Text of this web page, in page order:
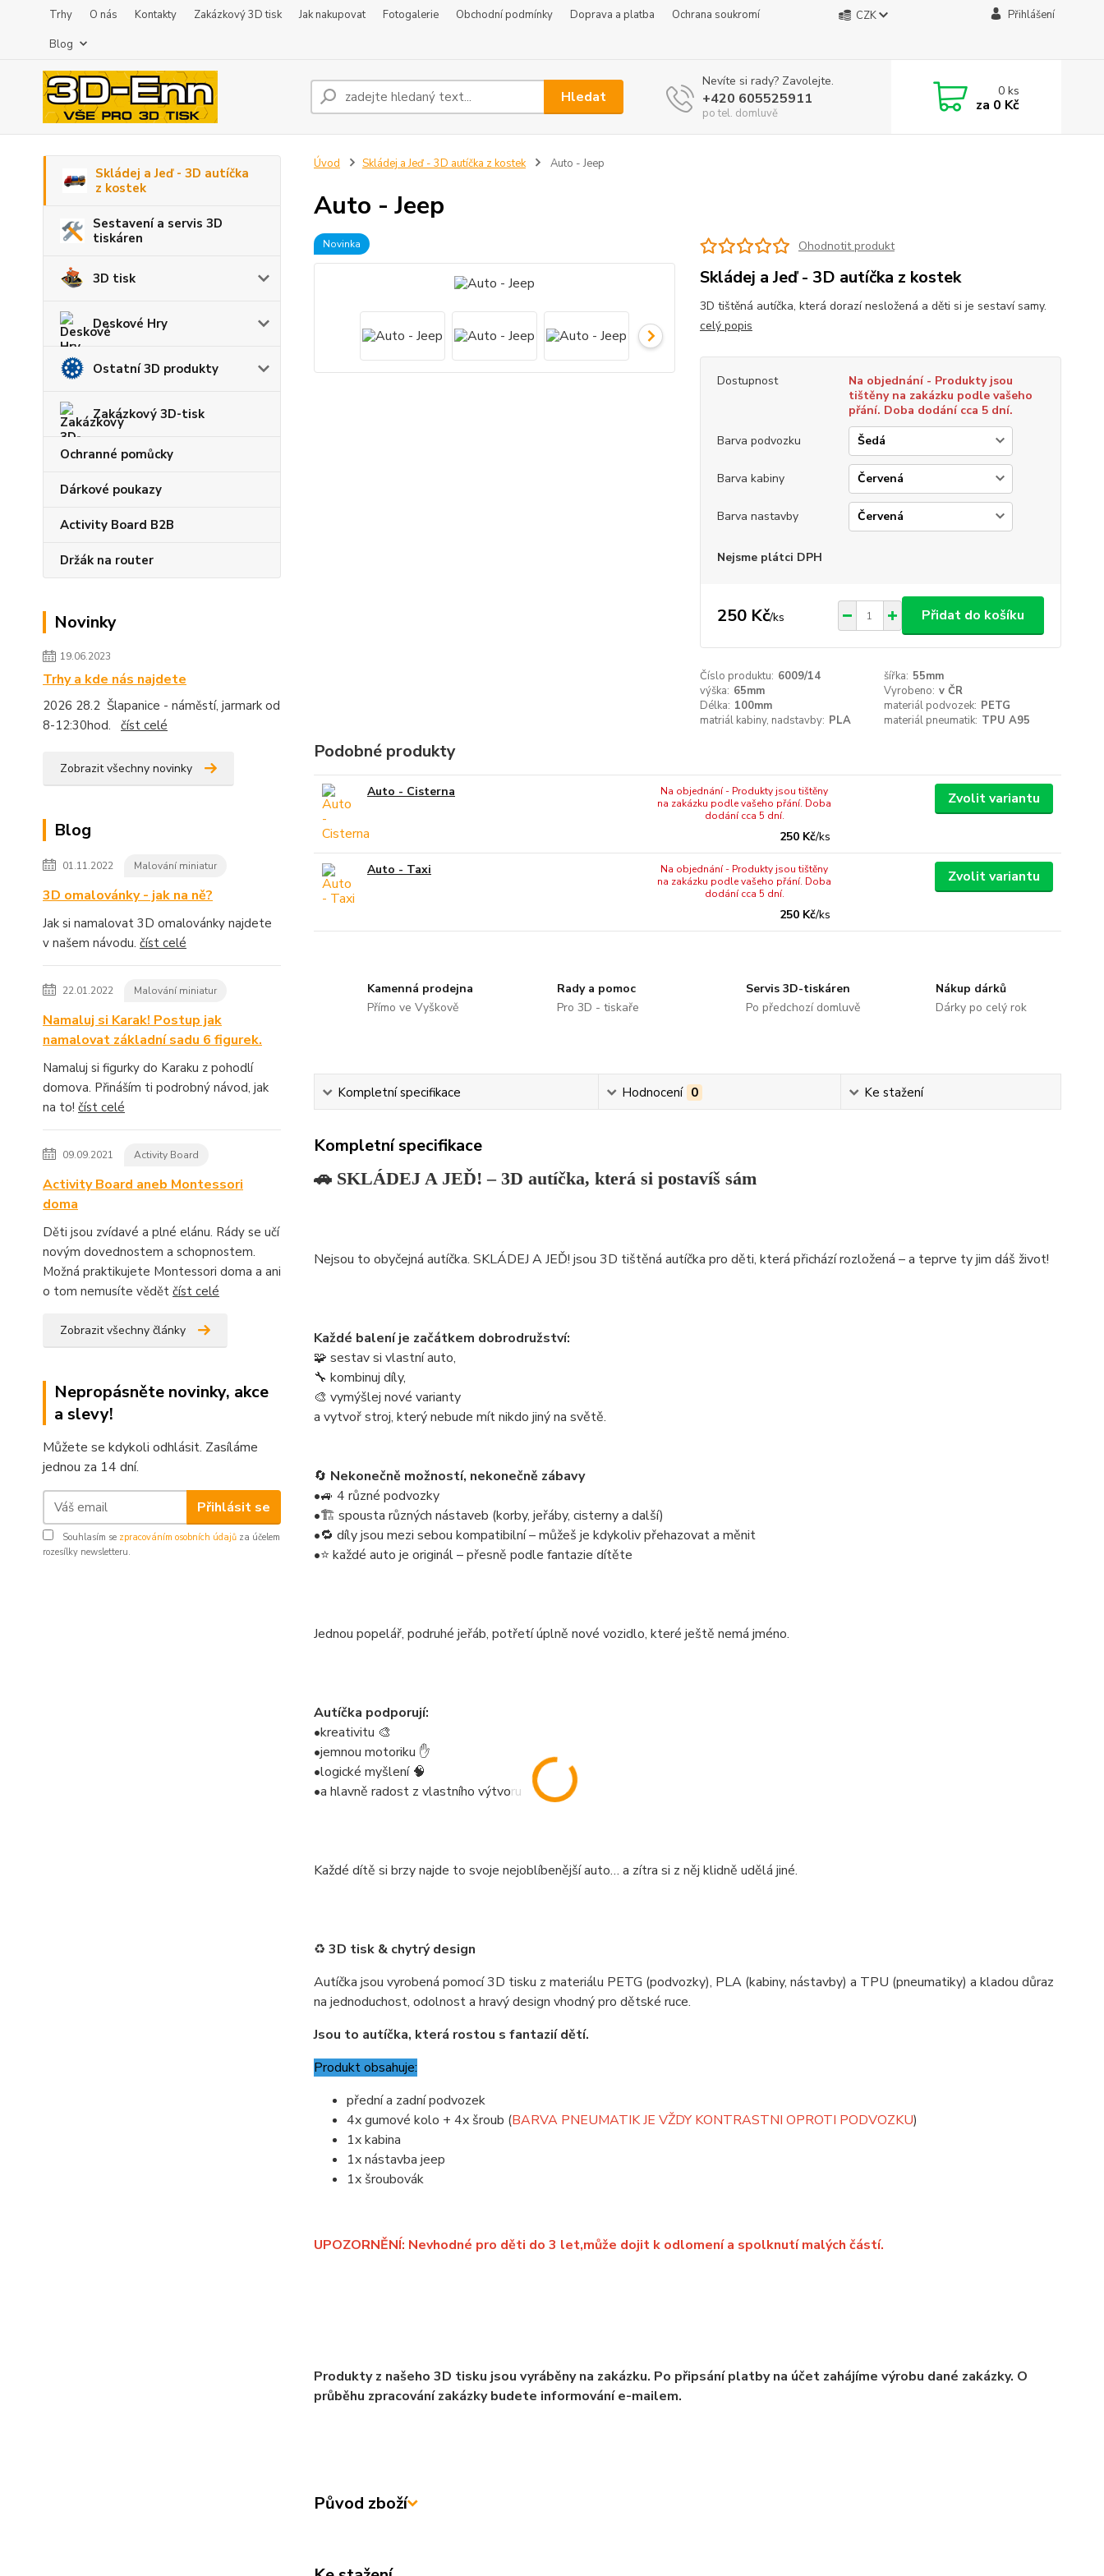
Trhy O nás Kontakty Zakázkový 3D tisk Jak nakupovat Fotogalerie Obchodní podmínky Doprava a platba
Ochrana soukromí
Blog
CZK Přihlášení
Hledat
Nevíte si rady? Zavolejte.
+420 605525911
po tel. domluvě
0ks
za 0 Kč
Skládej a Jeď - 3D autíčka
z kostek
Sestavení a servis 3D
tiskáren
3D tisk
Deskové Hry
Ostatní 3D produkty
Zakázkový 3D-tisk
Ochranné pomůcky
Dárkové poukazy
Activity Board B2B
Držák na router
Novinky
19.06.2023
Trhy a kde nás najdete
2026 28.2 Šlapanice - náměstí, jarmark od
8-12:30hod. číst celé
Zobrazit všechny novinky
Blog
01.11.2022 Malování miniatur
3D omalovánky - jak na ně?
Jak si namalovat 3D omalovánky najdete
v našem návodu. číst celé
22.01.2022 Malování miniatur
Namaluj si Karak! Postup jak
namalovat základní sadu 6 figurek.
Namaluj si figurky do Karaku z pohodlí
domova. Přináším ti podrobný návod, jak
na to! číst celé
09.09.2021 Activity Board
Activity Board aneb Montessori
doma
Děti jsou zvídavé a plné elánu. Rády se učí
novým dovednostem a schopnostem.
Možná praktikujete Montessori doma a ani
o tom nemusíte vědět číst celé
Zobrazit všechny články
Nepropásněte novinky, akce
a slevy!
Můžete se kdykoli odhlásit. Zasíláme
jednou za 14 dní.
Přihlásit se
Souhlasím se zpracováním osobních údajů za účelem
rozesílky newsletteru.
Úvod Skládej a Jeď - 3D autíčka z kostek Auto - Jeep
Auto - Jeep
Novinka Ohodnotit produkt
Skládej a Jeď - 3D autíčka z kostek
3D tištěná autíčka, která dorazí nesložená a děti si je sestaví samy.
celý popis
Dostupnost
Na objednání - Produkty jsou
tištěny na zakázku podle vašeho
přání. Doba dodání cca 5 dní.
Barva podvozku
Barva kabiny
Barva nastavby
Nejsme plátci DPH
250 Kč/ks Přidat do košíku
Číslo produktu: 6009/14 šířka: 55mm
výška: 65mm Vyrobeno: v ČR
Délka: 100mm materiál podvozek: PETG
matriál kabiny, nadstavby: PLA materiál pneumatik: TPU A95
Podobné produkty
Auto - Cisterna
250 Kč/ks
Na objednání - Produkty jsou tištěny
na zakázku podle vašeho přání. Doba
dodání cca 5 dní.
Zvolit variantu
Auto - Taxi
250 Kč/ks
Na objednání - Produkty jsou tištěny
na zakázku podle vašeho přání. Doba
dodání cca 5 dní.
Zvolit variantu
Kamenná prodejna
Přímo ve Vyškově
Rady a pomoc
Pro 3D - tiskaře
Servis 3D-tiskáren
Po předchozí domluvě
Nákup dárků
Dárky po celý rok
Kompletní specifikace Hodnocení 0 Ke stažení
Kompletní specifikace
🚗 SKLÁDEJ A JEĎ! – 3D autíčka, která si postavíš sám
Nejsou to obyčejná autíčka. SKLÁDEJ A JEĎ! jsou 3D tištěná autíčka pro děti, která přichází rozložená – a teprve ty jim dáš život!
Každé balení je začátkem dobrodružství:
🧩 sestav si vlastní auto,
🔧 kombinuj díly,
🎨 vymýšlej nové varianty
a vytvoř stroj, který nebude mít nikdo jiný na světě.
🔄 Nekonečně možností, nekonečně zábavy
•🚙 4 různé podvozky
•🏗️ spousta různých nástaveb (korby, jeřáby, cisterny a další)
•🔁 díly jsou mezi sebou kompatibilní – můžeš je kdykoliv přehazovat a měnit
•⭐ každé auto je originál – přesně podle fantazie dítěte
Jednou popelář, podruhé jeřáb, potřetí úplně nové vozidlo, které ještě nemá jméno.
Autíčka podporují:
•kreativitu 🎨
•jemnou motoriku ✋
•logické myšlení 🧠
•a hlavně radost z vlastního výtvoru
Každé dítě si brzy najde to svoje nejoblíbenější auto… a zítra si z něj klidně udělá jiné.
♻️ 3D tisk & chytrý design
Autíčka jsou vyrobená pomocí 3D tisku z materiálu PETG (podvozky), PLA (kabiny, nástavby) a TPU (pneumatiky) a kladou důraz
na jednoduchost, odolnost a hravý design vhodný pro dětské ruce.
Jsou to autíčka, která rostou s fantazií dětí.
Produkt obsahuje:
přední a zadní podvozek
4x gumové kolo + 4x šroub (BARVA PNEUMATIK JE VŽDY KONTRASTNI OPROTI PODVOZKU)
1x kabina
1x nástavba jeep
1x šroubovák
UPOZORNĚNÍ: Nevhodné pro děti do 3 let,může dojit k odlomení a spolknutí malých částí.
Produkty z našeho 3D tisku jsou vyráběny na zakázku. Po připsání platby na účet zahájíme výrobu dané zakázky. O
průběhu zpracování zakázky budete informování e-mailem.
Původ zboží